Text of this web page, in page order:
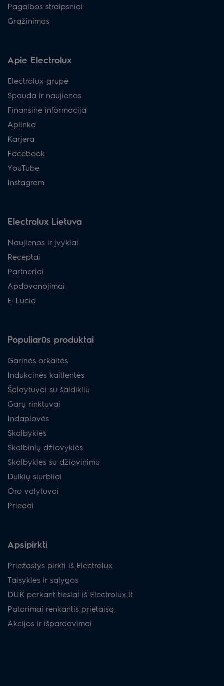
Pagalbos straipsniai
Grąžinimas
Apie Electrolux
Electrolux grupė
Spauda ir naujienos
Finansinė informacija
Aplinka
Karjera
Facebook
YouTube
Instagram
Electrolux Lietuva
Naujienos ir įvykiai
Receptai
Partneriai
Apdovanojimai
E-Lucid
Populiarūs produktai
Garinės orkaitės
Indukcinės kaitlentės
Šaldytuvai su šaldikliu
Garų rinktuvai
Indaplovės
Skalbyklės
Skalbinių džiovyklės
Skalbyklės su džiovinimu
Dulkių siurbliai
Oro valytuvai
Priedai
Apsipirkti
Priežastys pirkti iš Electrolux
Taisyklės ir sąlygos
DUK perkant tiesiai iš Electrolux.lt
Patarimai renkantis prietaisą
Akcijos ir išpardavimai